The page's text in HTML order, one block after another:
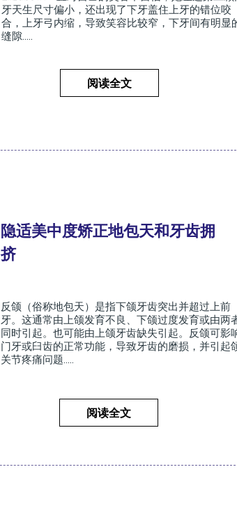
牙天生尺寸偏小，还出现了下牙盖住上牙的错位咬
合，上牙弓内缩，导致笑容比较窄，下牙间有明显
缝隙.....
阅读全文
隐适美中度矫正地包天和牙齿拥
挤
反颌（俗称地包天）是指下颌牙齿突出并超过上前
牙。这通常由上颌发育不良、下颌过度发育或由两
同时引起。也可能由上颌牙齿缺失引起。反颌可影
门牙或臼齿的正常功能，导致牙齿的磨损，并引起
关节疼痛问题.....
阅读全文